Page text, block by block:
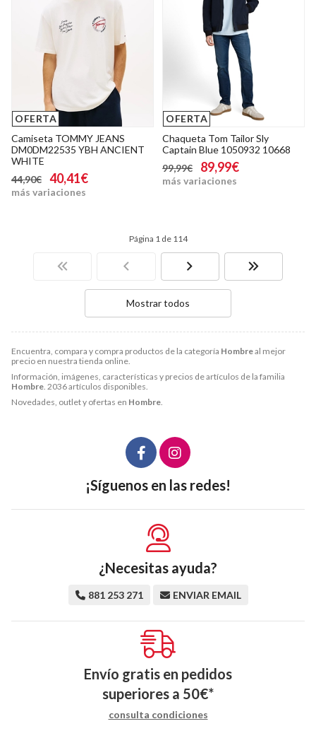
Encuentra, compara y compra productos de la categoría Hombreal mejor
precio en nuestra tienda online.
Información, imágenes, características y precios de artículos de la familia
Hombre. 2036 artículos disponibles.
Novedades, outlet y ofertas en Hombre.
OFERTA
Camiseta TOMMY JEANS
DM0DM22535 YBH ANCIENT
WHITE
44,90€
40,41€
más variaciones
OFERTA
Chaqueta Tom Tailor Sly
Captain Blue 1050932 10668
99,99€
89,99€
más variaciones
Página 1 de 114
Mostrar todos
¡Síguenos en las redes!
¿Necesitas ayuda?
881 253 271 ENVIAR EMAIL
Envío gratis en pedidos
superiores a 50€*
consulta condiciones